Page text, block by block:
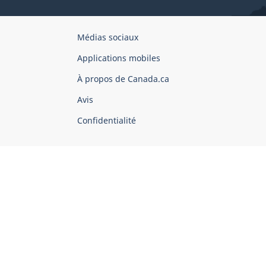
Organisation
gouvernement
du
Canada
Médias sociaux
Applications mobiles
À propos de Canada.ca
Avis
Confidentialité